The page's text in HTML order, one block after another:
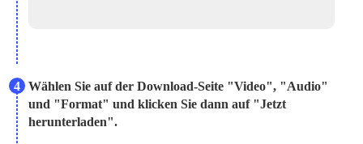
4 Wählen Sie auf der Download-Seite "Video", "Audio"
und "Format" und klicken Sie dann auf "Jetzt
herunterladen".